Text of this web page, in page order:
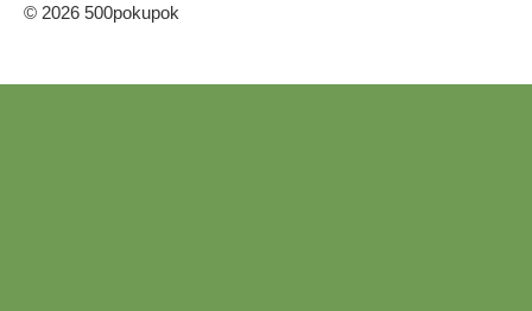
© 2026 500pokupok